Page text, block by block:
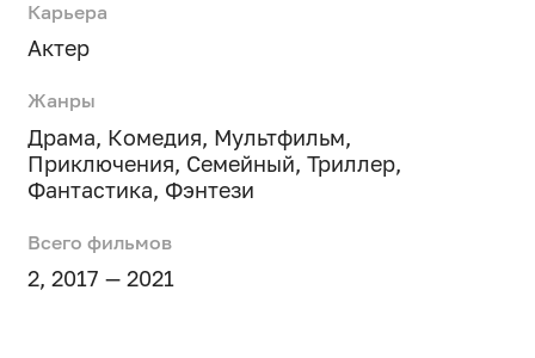
Карьера
Актер
Жанры
Драма, Комедия, Мультфильм,
Приключения, Семейный, Триллер,
Фантастика, Фэнтези
Всего фильмов
2, 2017 — 2021